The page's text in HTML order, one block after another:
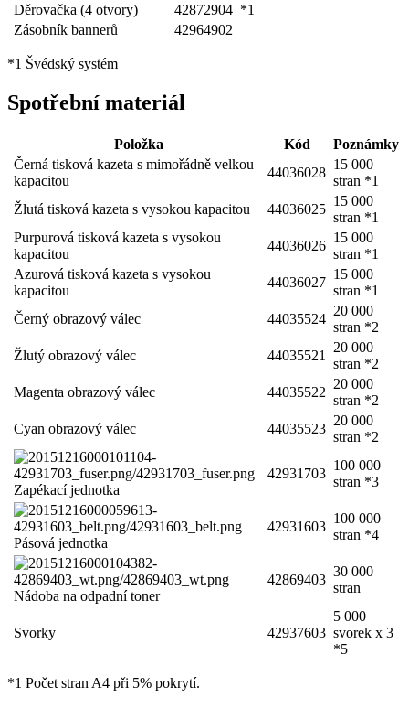
Děrovačka (4 otvory)
42872904 *1
Zásobník bannerů
42964902
*1 Švédský systém
Spotřební materiál
Položka Kód
Poznámky
Černá tisková kazeta s mimořádně velkou
kapacitou
44036028
15 000
stran *1
Žlutá tisková kazeta s vysokou kapacitou
44036025
15 000
stran *1
Purpurová tisková kazeta s vysokou
kapacitou
44036026
15 000
stran *1
Azurová tisková kazeta s vysokou
kapacitou
44036027
15 000
stran *1
Černý obrazový válec
44035524
20 000
stran *2
Žlutý obrazový válec
44035521
20 000
stran *2
Magenta obrazový válec
44035522
20 000
stran *2
Cyan obrazový válec
44035523
20 000
stran *2
Zapékací jednotka
42931703
100 000
stran *3
Pásová jednotka
42931603
100 000
stran *4
Nádoba na odpadní toner
42869403
30 000
stran
Svorky 42937603
5 000
svorek x 3
*5
*1 Počet stran A4 při 5% pokrytí.